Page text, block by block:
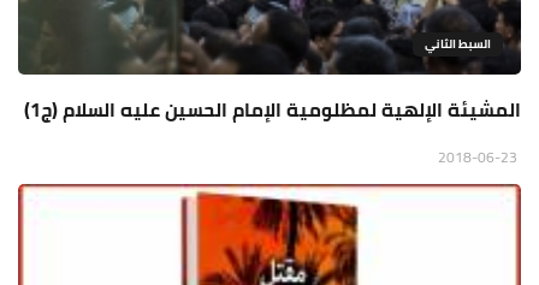
السبط الثاني
المشيئة الإلهية لمظلومية الإمام الحسين عليه السلام (ج1)